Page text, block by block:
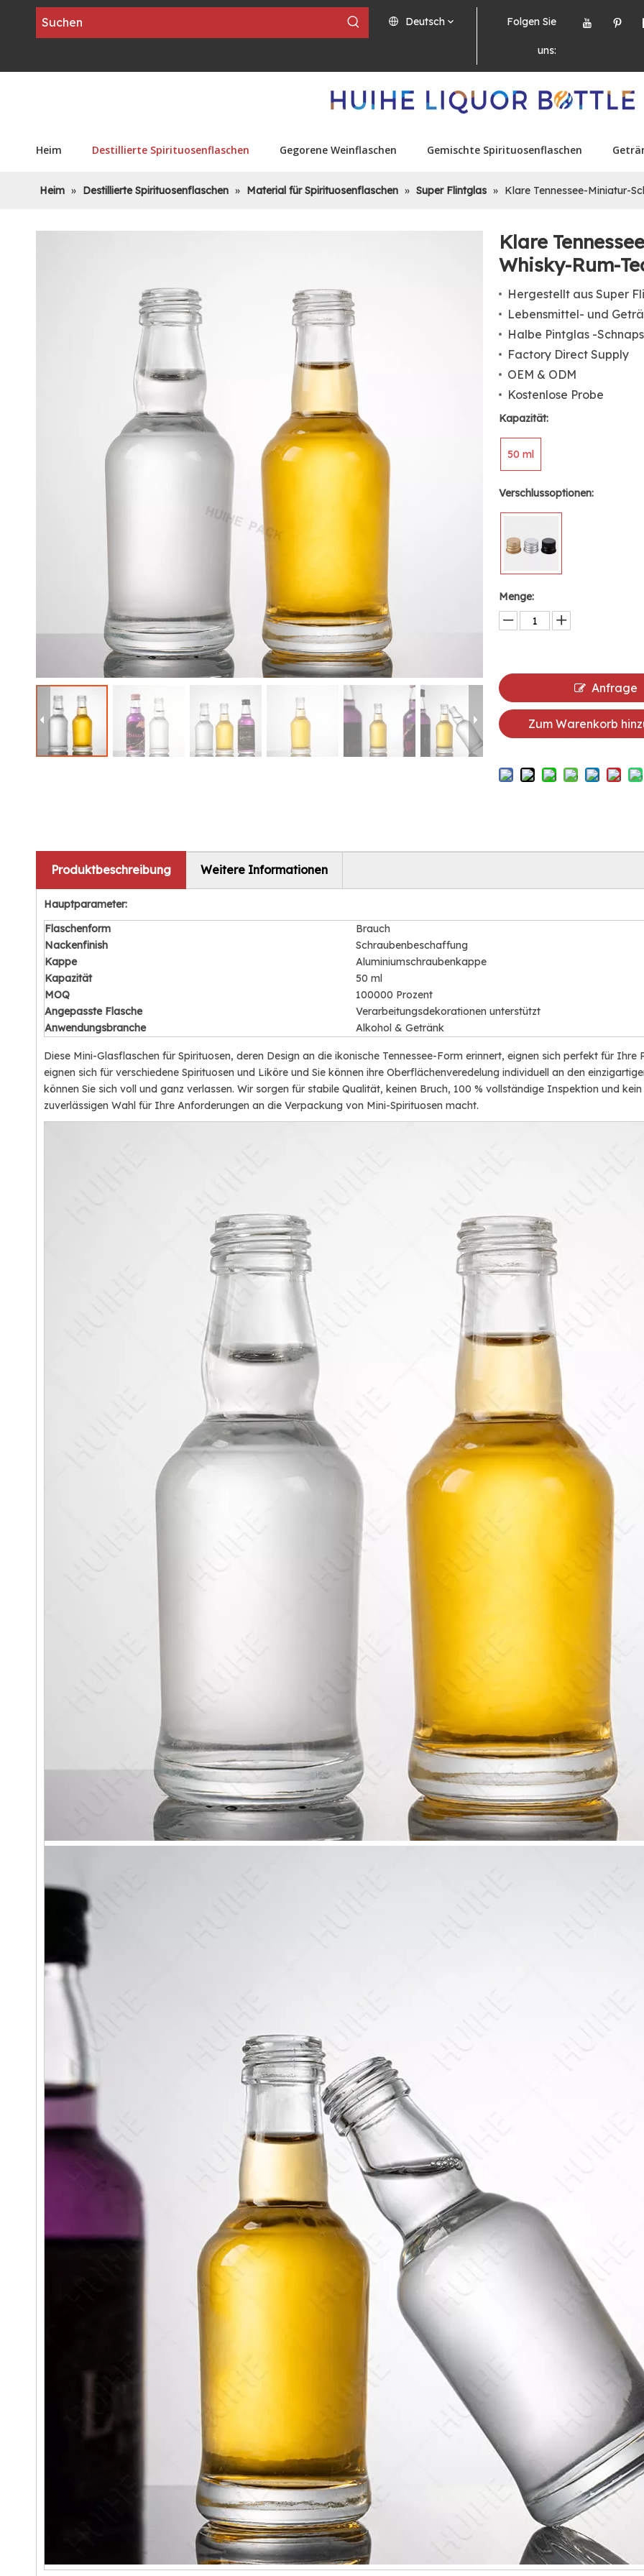
Deutsch Folgen Sie
uns:
Heim Destillierte Spirituosenflaschen Gegorene Weinflaschen Gemischte Spirituosenflaschen
Heim » Destillierte Spirituosenflaschen » Material für Spirituosenflaschen » Super Flintglas » Klare Tennessee-Miniatur-
Klare
Whisky-Rum-
Hergestellt aus Super
Lebensmittel- und
Halbe Pintglas -
Factory Direct Supply
OEM & ODM
Kostenlose Probe
Kapazität:
50 ml
Verschlussoptionen:
Menge:
Anfrage
Zum Warenkorb
Produktbeschreibung Weitere Informationen
Hauptparameter:
Flaschenform
Brauch
Nackenfinish
Schraubenbeschaffung
Kappe
Aluminiumschraubenkappe
Kapazität
50 ml
MOQ
100000 Prozent
Angepasste Flasche
Verarbeitungsdekorationen unterstützt
Anwendungsbranche
Alkohol & Getränk
Diese Mini-Glasflaschen für Spirituosen, deren Design an die ikonische Tennessee-Form erinnert, eignen sich perfekt für
eignen sich für verschiedene Spirituosen und Liköre und Sie können ihre Oberflächenveredelung individuell an den
können Sie sich voll und ganz verlassen. Wir sorgen für stabile Qualität, keinen Bruch, 100 % vollständige Inspektion und
zuverlässigen Wahl für Ihre Anforderungen an die Verpackung von Mini-Spirituosen macht.